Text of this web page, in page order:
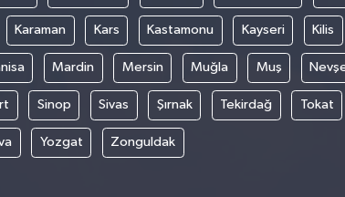
Karaman Kars Kastamonu Kayseri Kilis
Mardin Mersin Muğla Muş
Sinop Sivas Şırnak Tekirdağ Tokat
Yozgat Zonguldak